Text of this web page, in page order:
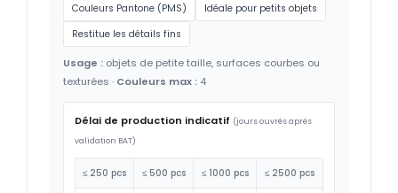
Couleurs Pantone (PMS)
Idéale pour petits objets
Restitue les détails fins
Usage : objets de petite taille, surfaces courbes ou
texturées · Couleurs max : 4
Délai de production indicatif (jours ouvrés après
validation BAT)
≤ 250 pcs ≤ 500 pcs ≤ 1000 pcs ≤ 2500 pcs